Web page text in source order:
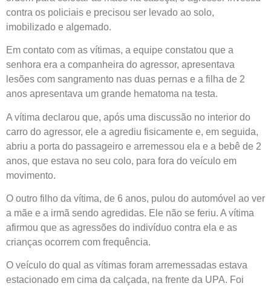
contra os policiais e precisou ser levado ao solo,
imobilizado e algemado.
Em contato com as vítimas, a equipe constatou que a
senhora era a companheira do agressor, apresentava
lesões com sangramento nas duas pernas e a filha de 2
anos apresentava um grande hematoma na testa.
A vítima declarou que, após uma discussão no interior do
carro do agressor, ele a agrediu fisicamente e, em seguida,
abriu a porta do passageiro e arremessou ela e a bebê de 2
anos, que estava no seu colo, para fora do veículo em
movimento.
O outro filho da vítima, de 6 anos, pulou do automóvel ao ver
a mãe e a irmã sendo agredidas. Ele não se feriu. A vítima
afirmou que as agressões do indivíduo contra ela e as
crianças ocorrem com frequência.
O veículo do qual as vítimas foram arremessadas estava
estacionado em cima da calçada, na frente da UPA. Foi